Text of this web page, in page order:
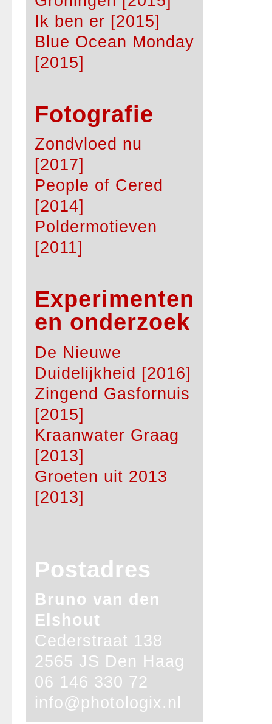
Ik ben er [2015]
Blue Ocean Monday
[2015]
Fotografie
Zondvloed nu
[2017]
People of Cered
[2014]
Poldermotieven
[2011]
Experimenten
en onderzoek
De Nieuwe
Duidelijkheid [2016]
Zingend Gasfornuis
[2015]
Kraanwater Graag
[2013]
Groeten uit 2013
[2013]
Postadres
Bruno van den
Elshout
Cederstraat 138
2565 JS Den Haag
06 146 330 72
info@photologix.nl